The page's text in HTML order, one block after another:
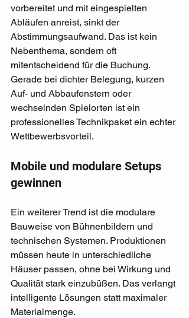
vorbereitet und mit eingespielten
Abläufen anreist, sinkt der
Abstimmungsaufwand. Das ist kein
Nebenthema, sondern oft
mitentscheidend für die Buchung.
Gerade bei dichter Belegung, kurzen
Auf- und Abbaufenstern oder
wechselnden Spielorten ist ein
professionelles Technikpaket ein echter
Wettbewerbsvorteil.
Mobile und modulare Setups
gewinnen
Ein weiterer Trend ist die modulare
Bauweise von Bühnenbildern und
technischen Systemen. Produktionen
müssen heute in unterschiedliche
Häuser passen, ohne bei Wirkung und
Qualität stark einzubüßen. Das verlangt
intelligente Lösungen statt maximaler
Materialmenge.